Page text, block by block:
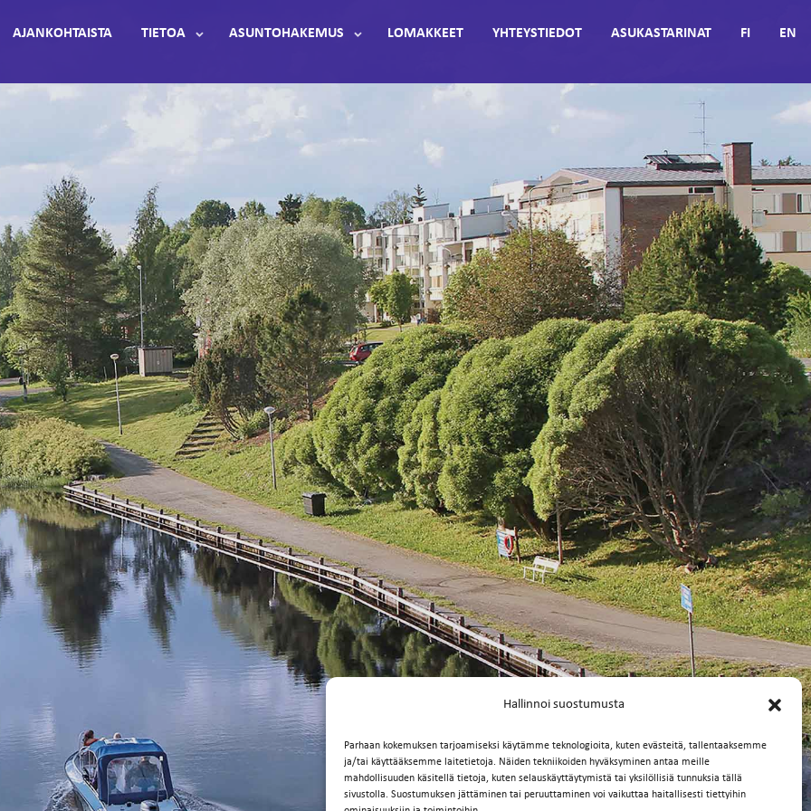
Hallinnoi suostumusta
Parhaan kokemuksen tarjoamiseksi käytämme teknologioita, kuten evästeitä, tallentaaksemme
ja/tai käyttääksemme laitetietoja. Näiden tekniikoiden hyväksyminen antaa meille
mahdollisuuden käsitellä tietoja, kuten selauskäyttäytymistä tai yksilöllisiä tunnuksia tällä
sivustolla. Suostumuksen jättäminen tai peruuttaminen voi vaikuttaa haitallisesti tiettyihin
AJANKOHTAISTA TIETOA ASUNTOHAKEMUS LOMAKKEET YHTEYSTIEDOT ASUKASTARINAT FI EN